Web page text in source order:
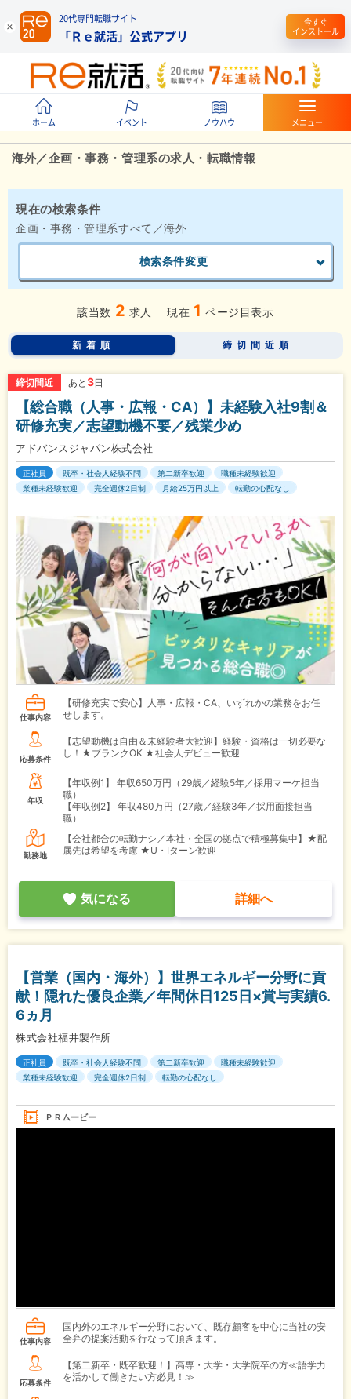
20代専門転職サイト
「Ｒｅ就活」公式アプリ
今すぐ
インストール
ホーム イベント ノウハウ メニュー
海外／企画・事務・管理系の求人・転職情報
現在の検索条件
企画・事務・管理系すべて／海外
検索条件変更
該当数 2 求人 現在 1 ページ目表示
新着順 締切間近順
締切間近 あと 3日
【総合職（人事・広報・CA）】未経験入社9割＆
研修充実／志望動機不要／残業少め
アドバンスジャパン株式会社
正社員 既卒・社会人経験不問 第二新卒歓迎
職種未経験歓迎
業種未経験歓迎
完全週休2日制 月給25万円以上 転勤の心配なし
仕事内容
【研修充実で安心】人事・広報・CA、いずれかの業務をお任
せします。
応募条件
【志望動機は自由＆未経験者大歓迎】経験・資格は一切必要な
し！★ブランクOK ★社会人デビュー歓迎
年収
【年収例1】
年収650万円（29歳／経験5年／採用マーケ担当
職）
【年収例2】
年収480万円（27歳／経験3年／採用面接担当
職）
勤務地
【会社都合の転勤ナシ／本社・全国の拠点で積極募集中】★配
属先は希望を考慮 ★U・Iターン歓迎
気になる 詳細へ
【営業（国内・海外）】世界エネルギー分野に貢
献！隠れた優良企業／年間休日125日×賞与実績6.
6ヵ月
株式会社福井製作所
正社員 既卒・社会人経験不問 第二新卒歓迎
職種未経験歓迎
業種未経験歓迎
完全週休2日制 転勤の心配なし
ＰＲムービー
仕事内容
国内外のエネルギー分野において、既存顧客を中心に当社の安
全弁の提案活動を行なって頂きます。
応募条件
【第二新卒・既卒歓迎！】高専・大学・大学院卒の方≪語学力
を活かして働きたい方必見！≫